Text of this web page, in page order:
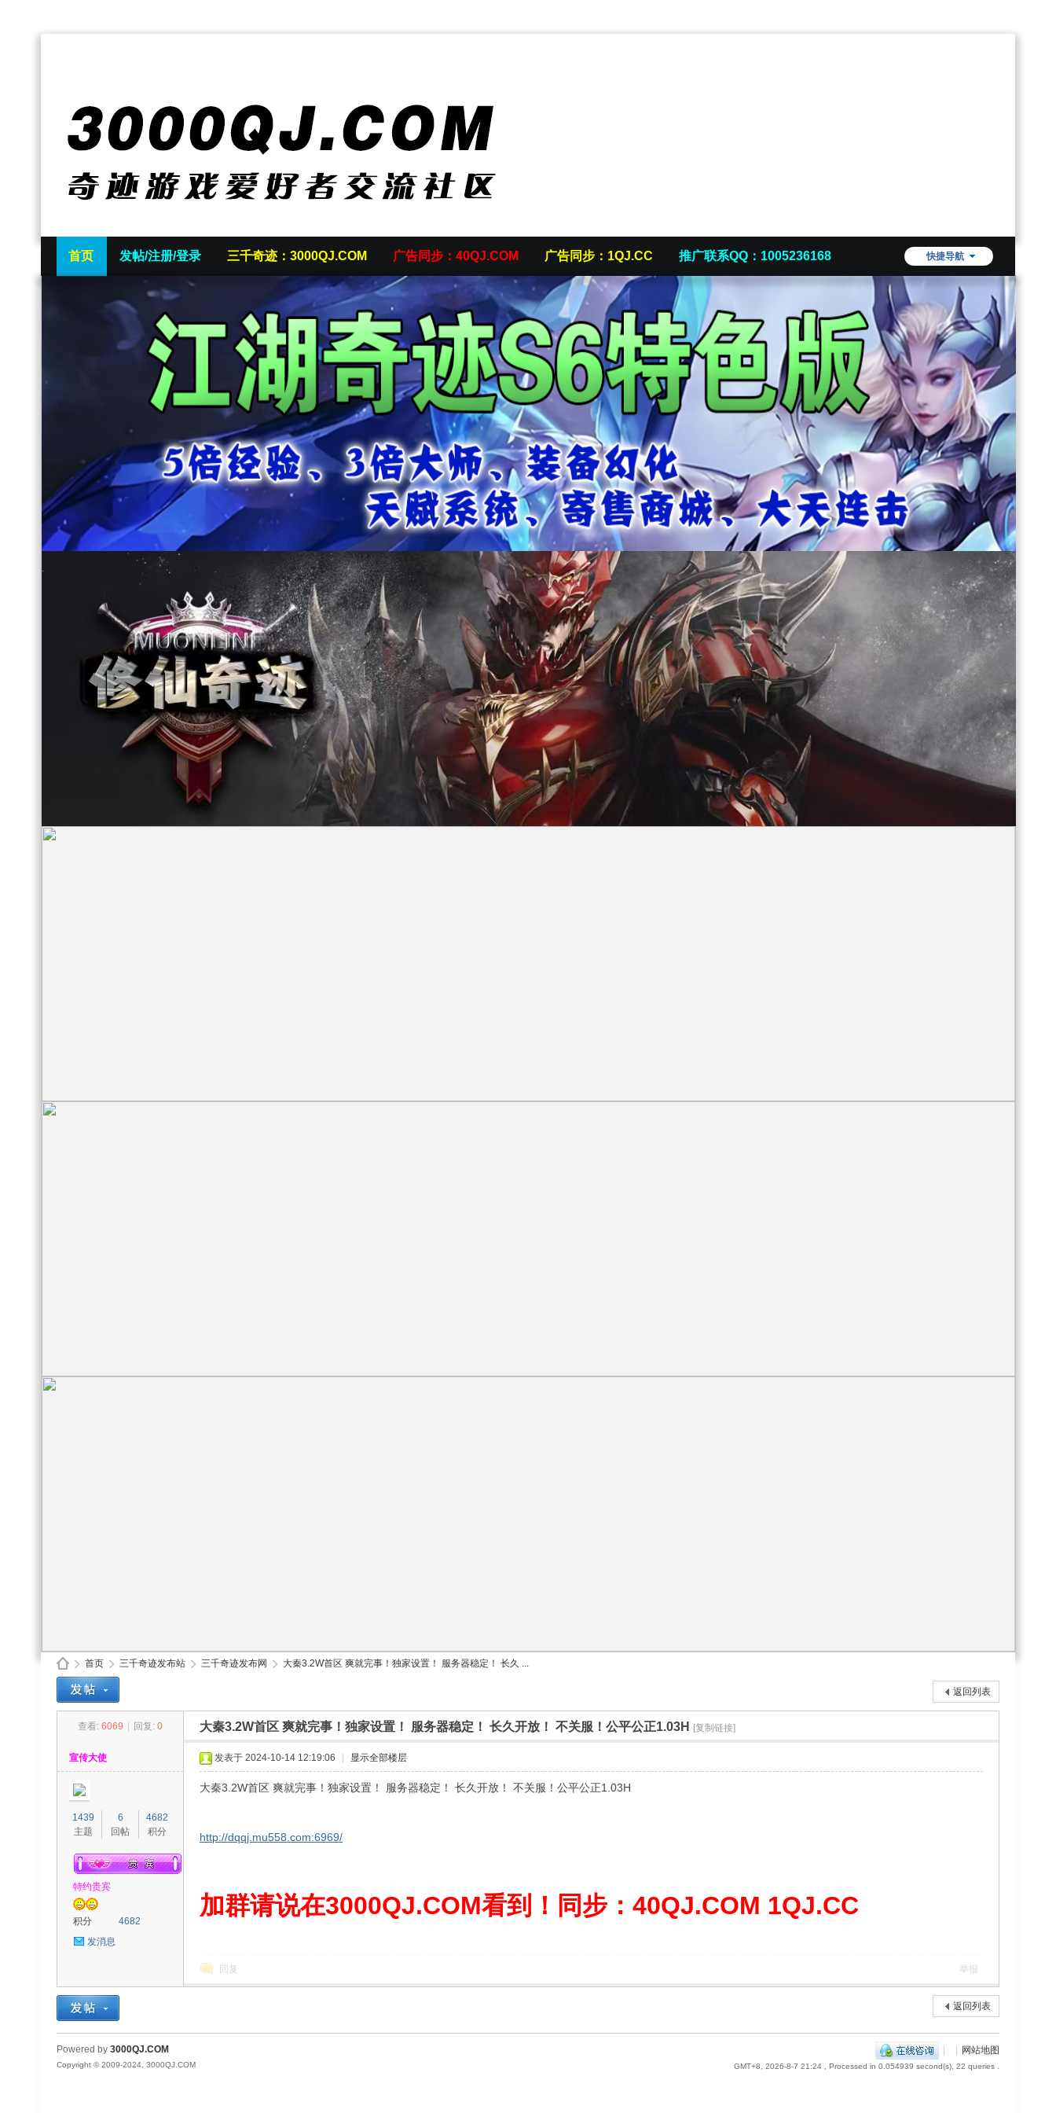
快捷导航
首页 发帖/注册/登录 三千奇迹：3000QJ.COM 广告同步：40QJ.COM 广告同步：1QJ.CC 推广联系QQ：1005236168
QJ
首页
›
三千奇迹发布站 三千奇迹发布网
›
大秦3.2W首区 爽就完事！独家设置！ 服务器稳定！ 长久 ...
返回列表
查看: 6069 回复: 0 大秦3.2W首区 爽就完事！独家设置！ 服务器稳定！ 长久开放！ 不关服！公平公正1.03H [复制链接]
宣传大使
1439
主题
6
回帖
4682
积分
特约贵宾
积分
4682
发消息
发表于 2024-10-14 12:19:06 显示全部楼层
大秦3.2W首区 爽就完事！独家设置！ 服务器稳定！ 长久开放！ 不关服！公平公正1.03H
http://dqqj.mu558.com:6969/
加群请说在3000QJ.COM看到！同步：40QJ.COM 1QJ.CC
回复 举报
返回列表
| | 网站地图
GMT+8, 2026-8-7 21:24 , Processed in 0.054939 second(s), 22 queries .
Powered by 3000QJ.COM
Copyright © 2009-2024, 3000QJ.COM